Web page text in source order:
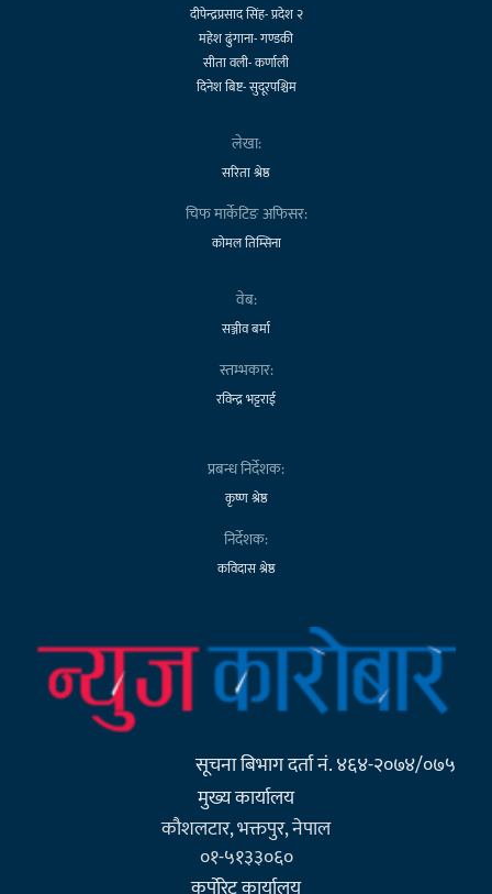
दीपेन्द्रप्रसाद सिंह- प्रदेश २
महेश ढुंगाना- गण्डकी
सीता वली- कर्णाली
दिनेश बिष्ट- सुदूरपश्चिम
लेखा:
सरिता श्रेष्ठ
चिफ मार्केटिङ अफिसर:
कोमल तिम्सिना
वेब:
सञ्जीव बर्मा
स्तम्भकार:
रविन्द्र भट्टराई
प्रबन्ध निर्देशक:
कृष्ण श्रेष्ठ
निर्देशक:
कविदास श्रेष्ठ
सूचना बिभाग दर्ता नं. ४६४-२०७४/०७५
मुख्य कार्यालय
कौशलटार, भक्तपुर, नेपाल
०१-५१३३०६०